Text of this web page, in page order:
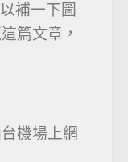
補一下圖
篇文章，
機場上網